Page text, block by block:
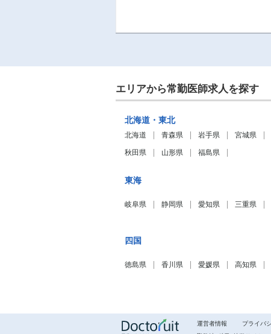
エリアから常勤医師求人を探す
北海道・東北
北海道 青森県 岩手県 宮城県
秋田県 山形県 福島県
東海
岐阜県 静岡県 愛知県 三重県
四国
徳島県 香川県 愛媛県 高知県
運営者情報 プライバ